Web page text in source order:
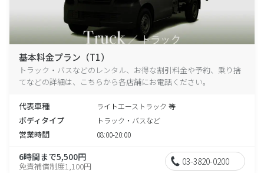
基本料金プラン（T1）
トラック・バスなどのレンタル、お得な割引料金や予約、乗り捨
てなどの詳細は、こちらから各店舗にお電話ください。
代表車種 ライトエーストラック 等
ボディタイプ トラック・バスなど
営業時間 08:00-20:00
6時間まで5,500円
免責補償制度1,100円 03-3820-0200